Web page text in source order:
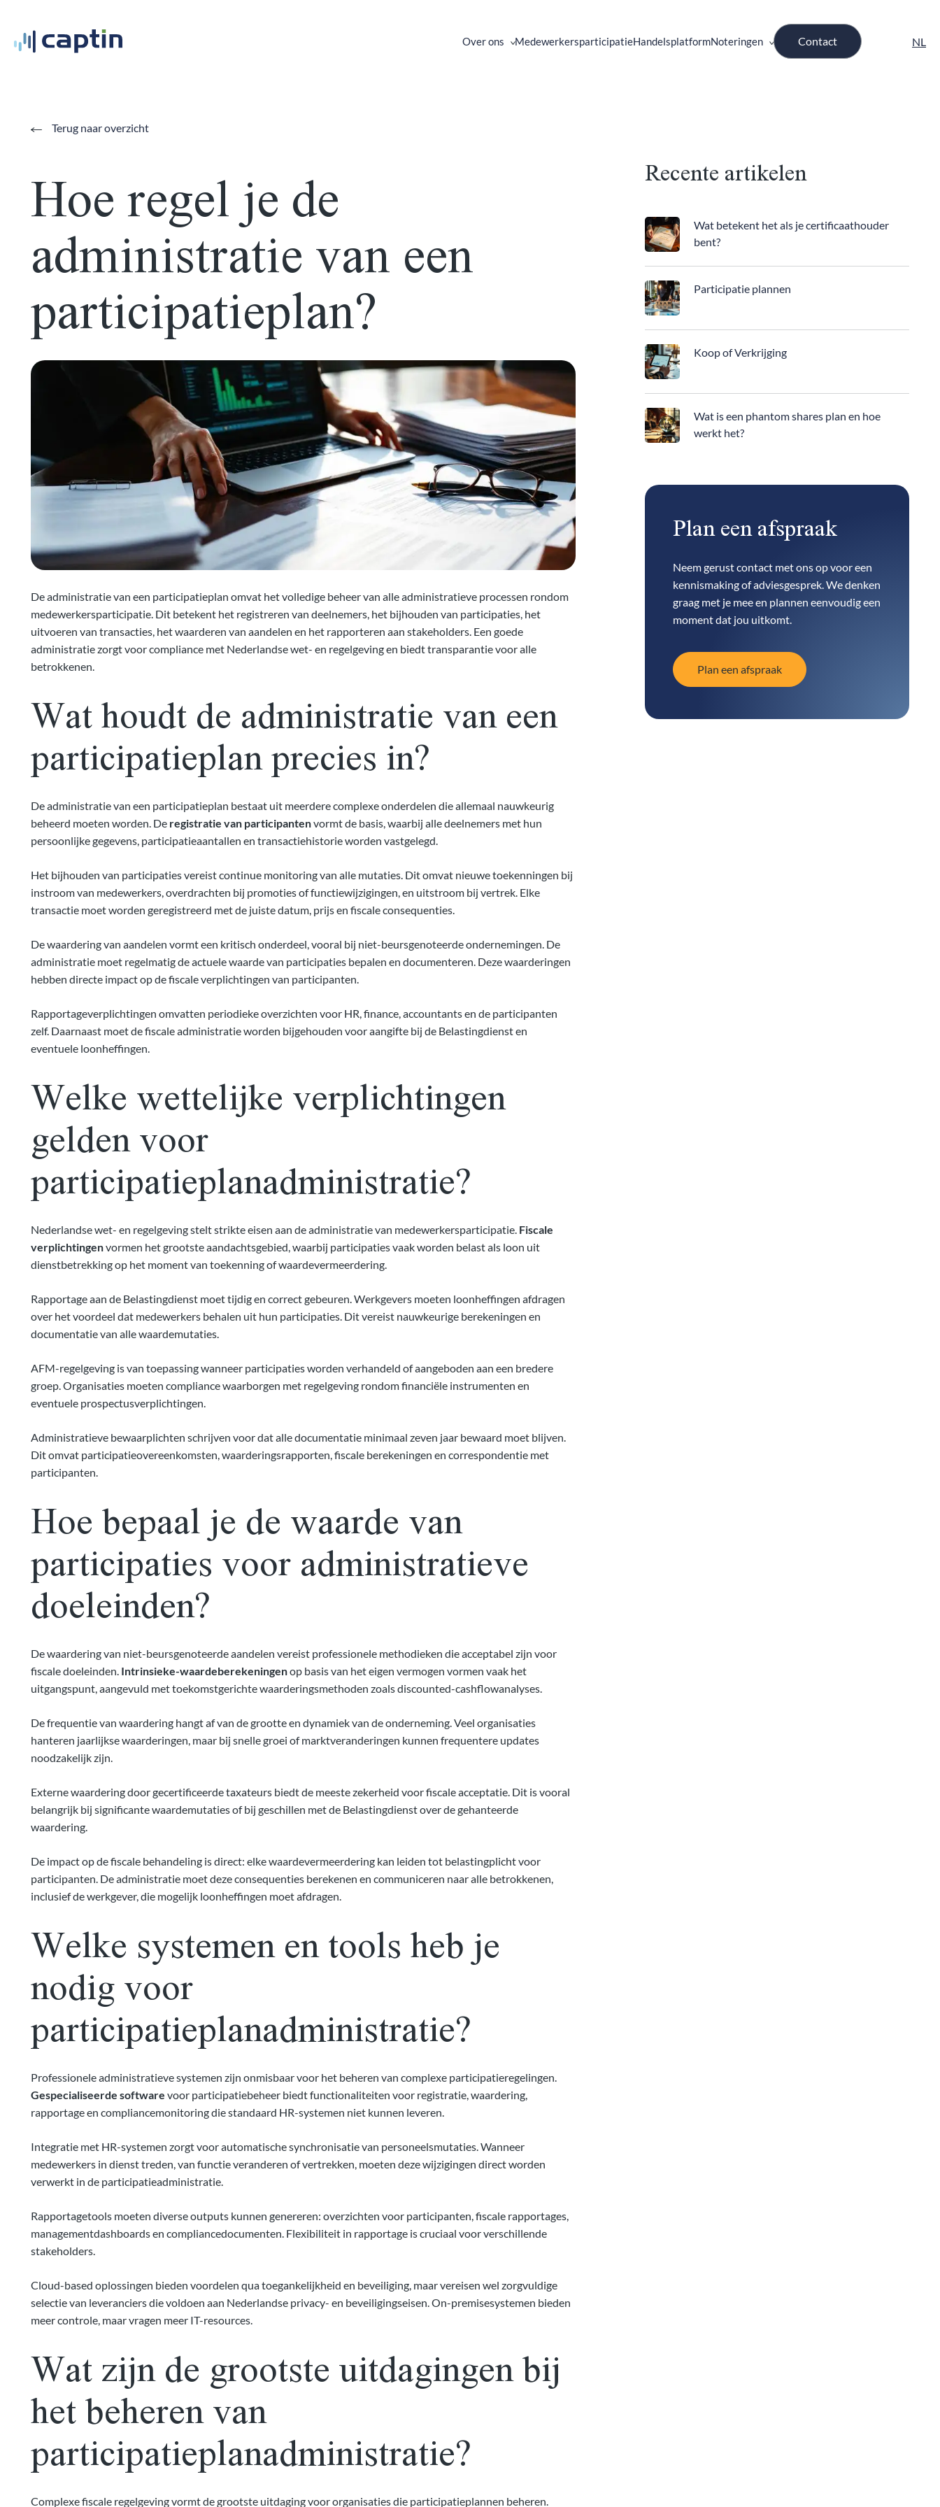
Over ons MedewerkersparticipatieHandelsplatformNoteringen Contact
Terug naar overzicht
Hoe regel je de
administratie van een
participatieplan?
De administratie van een participatieplan omvat het volledige beheer van alle administratieve processen rondom
medewerkersparticipatie. Dit betekent het registreren van deelnemers, het bijhouden van participaties, het
uitvoeren van transacties, het waarderen van aandelen en het rapporteren aan stakeholders. Een goede
administratie zorgt voor compliance met Nederlandse wet- en regelgeving en biedt transparantie voor alle
betrokkenen.
Wat houdt de administratie van een
participatieplan precies in?
De administratie van een participatieplan bestaat uit meerdere complexe onderdelen die allemaal nauwkeurig
beheerd moeten worden. De registratie van participantenvormt de basis, waarbij alle deelnemers met hun
persoonlijke gegevens, participatieaantallen en transactiehistorie worden vastgelegd.
Het bijhouden van participaties vereist continue monitoring van alle mutaties. Dit omvat nieuwe toekenningen bij
instroom van medewerkers, overdrachten bij promoties of functiewijzigingen, en uitstroom bij vertrek. Elke
transactie moet worden geregistreerd met de juiste datum, prijs en fiscale consequenties.
De waardering van aandelen vormt een kritisch onderdeel, vooral bij niet-beursgenoteerde ondernemingen. De
administratie moet regelmatig de actuele waarde van participaties bepalen en documenteren. Deze waarderingen
hebben directe impact op de fiscale verplichtingen van participanten.
Rapportageverplichtingen omvatten periodieke overzichten voor HR, finance, accountants en de participanten
zelf. Daarnaast moet de fiscale administratie worden bijgehouden voor aangifte bij de Belastingdienst en
eventuele loonheffingen.
Welke wettelijke verplichtingen
gelden voor
participatieplanadministratie?
Nederlandse wet- en regelgeving stelt strikte eisen aan de administratie van medewerkersparticipatie. Fiscale
verplichtingenvormen het grootste aandachtsgebied, waarbij participaties vaak worden belast als loon uit
dienstbetrekking op het moment van toekenning of waardevermeerdering.
Rapportage aan de Belastingdienst moet tijdig en correct gebeuren. Werkgevers moeten loonheffingen afdragen
over het voordeel dat medewerkers behalen uit hun participaties. Dit vereist nauwkeurige berekeningen en
documentatie van alle waardemutaties.
AFM-regelgeving is van toepassing wanneer participaties worden verhandeld of aangeboden aan een bredere
groep. Organisaties moeten compliance waarborgen met regelgeving rondom financiële instrumenten en
eventuele prospectusverplichtingen.
Administratieve bewaarplichten schrijven voor dat alle documentatie minimaal zeven jaar bewaard moet blijven.
Dit omvat participatieovereenkomsten, waarderingsrapporten, fiscale berekeningen en correspondentie met
participanten.
Hoe bepaal je de waarde van
participaties voor administratieve
doeleinden?
De waardering van niet-beursgenoteerde aandelen vereist professionele methodieken die acceptabel zijn voor
fiscale doeleinden. Intrinsieke-waardeberekeningenop basis van het eigen vermogen vormen vaak het
uitgangspunt, aangevuld met toekomstgerichte waarderingsmethoden zoals discounted-cashflowanalyses.
De frequentie van waardering hangt af van de grootte en dynamiek van de onderneming. Veel organisaties
hanteren jaarlijkse waarderingen, maar bij snelle groei of marktveranderingen kunnen frequentere updates
noodzakelijk zijn.
Externe waardering door gecertificeerde taxateurs biedt de meeste zekerheid voor fiscale acceptatie. Dit is vooral
belangrijk bij significante waardemutaties of bij geschillen met de Belastingdienst over de gehanteerde
waardering.
De impact op de fiscale behandeling is direct: elke waardevermeerdering kan leiden tot belastingplicht voor
participanten. De administratie moet deze consequenties berekenen en communiceren naar alle betrokkenen,
inclusief de werkgever, die mogelijk loonheffingen moet afdragen.
Welke systemen en tools heb je
nodig voor
participatieplanadministratie?
Professionele administratieve systemen zijn onmisbaar voor het beheren van complexe participatieregelingen.
Gespecialiseerde software voor participatiebeheer biedt functionaliteiten voor registratie, waardering,
rapportage en compliancemonitoring die standaard HR-systemen niet kunnen leveren.
Integratie met HR-systemen zorgt voor automatische synchronisatie van personeelsmutaties. Wanneer
medewerkers in dienst treden, van functie veranderen of vertrekken, moeten deze wijzigingen direct worden
verwerkt in de participatieadministratie.
Rapportagetools moeten diverse outputs kunnen genereren: overzichten voor participanten, fiscale rapportages,
managementdashboards en compliancedocumenten. Flexibiliteit in rapportage is cruciaal voor verschillende
stakeholders.
Cloud-based oplossingen bieden voordelen qua toegankelijkheid en beveiliging, maar vereisen wel zorgvuldige
selectie van leveranciers die voldoen aan Nederlandse privacy- en beveiligingseisen. On-premisesystemen bieden
meer controle, maar vragen meer IT-resources.
Wat zijn de grootste uitdagingen bij
het beheren van
participatieplanadministratie?
Complexe fiscale regelgeving vormt de grootste uitdaging voor organisaties die participatieplannen beheren.
Recente artikelen
Wat betekent het als je certificaathouder
bent?
Participatie plannen
Koop of Verkrijging
Wat is een phantom shares plan en hoe
werkt het?
Plan een afspraak
Neem gerust contact met ons op voor een
kennismaking of adviesgesprek. We denken
graag met je mee en plannen eenvoudig een
moment dat jou uitkomt.
Plan een afspraak
Plan een afspraak